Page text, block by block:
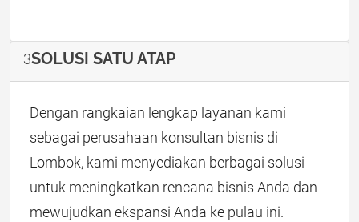
3SOLUSI SATU ATAP
Dengan rangkaian lengkap layanan kami
sebagai perusahaan konsultan bisnis di
Lombok, kami menyediakan berbagai solusi
untuk meningkatkan rencana bisnis Anda dan
mewujudkan ekspansi Anda ke pulau ini.